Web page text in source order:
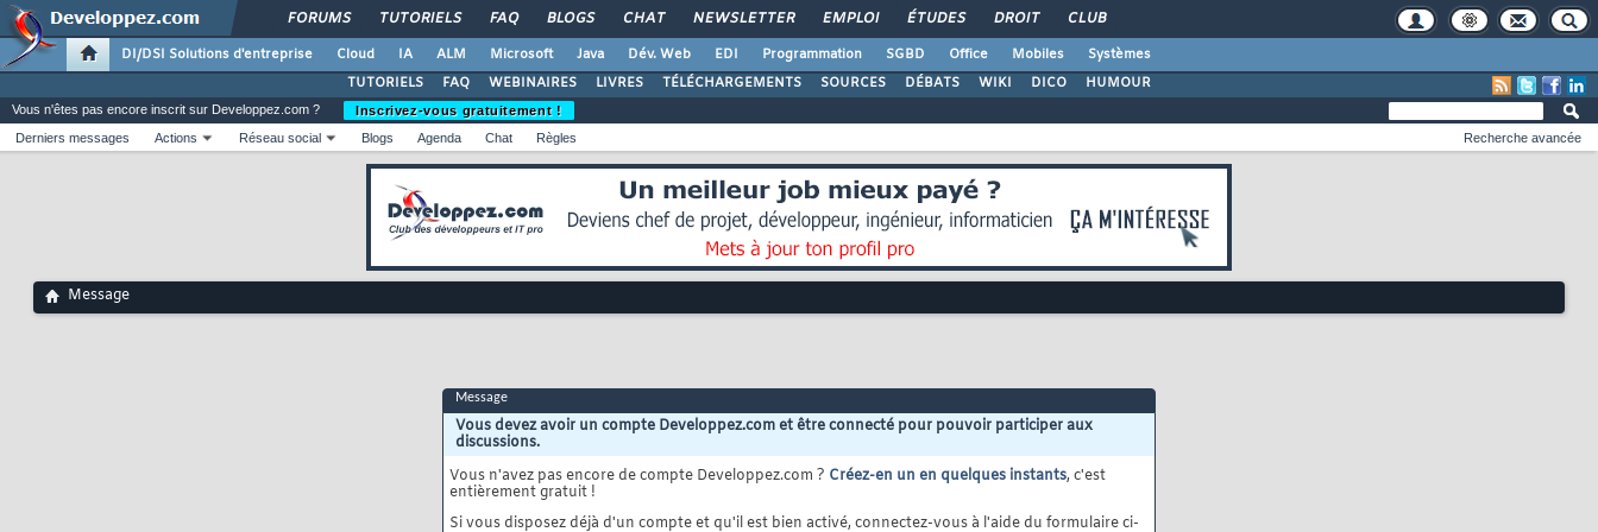
FORUMS TUTORIELS FAQ BLOGS CHAT NEWSLETTER EMPLOI ÉTUDES DROIT CLUB
DI/DSI Solutions d'entreprise Cloud IA ALM Microsoft Java Dév. Web EDI Programmation SGBD Office Mobiles
Systèmes
TUTORIELS
FAQ WEBINAIRES LIVRES TÉLÉCHARGEMENTS SOURCES DÉBATS WIKI DICO HUMOUR
Vous n'êtes pas encore inscrit sur Developpez.com ?
Inscrivez-vous gratuitement !
Derniers messages
Actions Réseau social Blogs Agenda Chat Règles Recherche avancée
Message
Message
Vous devez avoir un compte Developpez.com et être connecté pour pouvoir participer aux
discussions.
Vous n'avez pas encore de compte Developpez.com ? Créez-en un en quelques instants, c'est
entièrement gratuit !
Si vous disposez déjà d'un compte et qu'il est bien activé, connectez-vous à l'aide du formulaire ci-